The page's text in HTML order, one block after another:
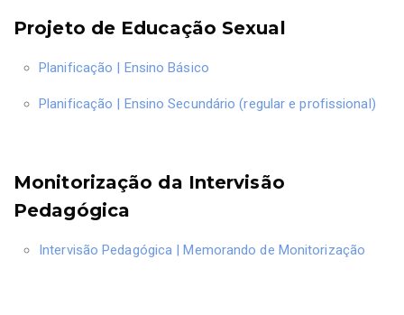
Projeto de Educação Sexual
Planificação | Ensino Básico
Planificação | Ensino Secundário (regular e profissional)
Monitorização da Intervisão
Pedagógica
Intervisão Pedagógica | Memorando de Monitorização